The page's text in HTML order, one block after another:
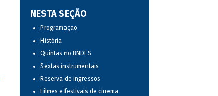
NESTA SEÇÃO
Programação
História
Quintas no BNDES
Sextas instrumentais
Reserva de ingressos
Filmes e festivais de cinema